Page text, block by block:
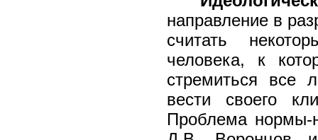
направление в
считать
человека, к
стремиться все
вести своего
Проблема нормы-